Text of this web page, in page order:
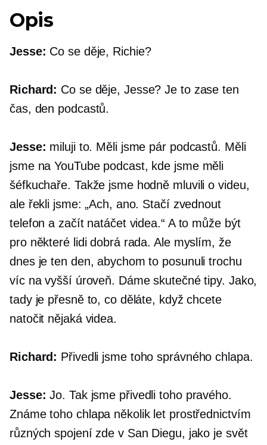
Opis
Jesse: Co se děje, Richie?
Richard: Co se děje, Jesse? Je to zase ten
čas, den podcastů.
Jesse: miluji to. Měli jsme pár podcastů. Měli
jsme na YouTube podcast, kde jsme měli
šéfkuchaře. Takže jsme hodně mluvili o videu,
ale řekli jsme: „Ach, ano. Stačí zvednout
telefon a začít natáčet videa.“ A to může být
pro některé lidi dobrá rada. Ale myslím, že
dnes je ten den, abychom to posunuli trochu
víc na vyšší úroveň. Dáme skutečné tipy. Jako,
tady je přesně to, co děláte, když chcete
natočit nějaká videa.
Richard: Přivedli jsme toho správného chlapa.
Jesse: Jo. Tak jsme přivedli toho pravého.
Známe toho chlapa několik let prostřednictvím
různých spojení zde v San Diegu, jako je svět